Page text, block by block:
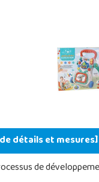
détails et mesures]
de